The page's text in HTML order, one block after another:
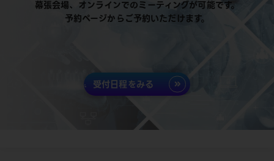
幕張会場、オンラインでのミーティングが可能です。
予約ページからご予約いただけます。
受付日程をみる